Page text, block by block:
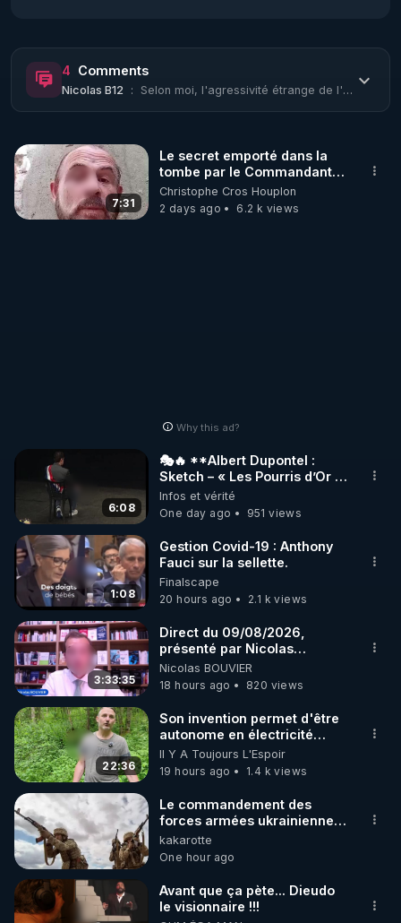
Notes de l'article (partie 4).
https://crowdbunker.com/@bestofcomputer
https://odysee.com/@Bestofcomputer:1
APPEL AUX DONS POUR SOUTENIR MON
Le Plan privé.
L’article « Révélations 2023 : les armes bio-nano-
https://tinyurl.com/4k7uu2ba
Les Notes & Références qui complètent l’article
papier : https://tinyurl.com/2bh736rk
https://tinyurl.com/yc3vwee2
Lien vers mes conférences vidéo de 2022 sur ces
sujets : https://tinyurl.com/2sfuazce
Lien vers mon PDF de Thèse de conférence sur
ces sujets : https://tinyurl.com/2u5h6a9r
Il a même été dit récemment sur Internet ceci : «
Frédéric Laroche est le meilleur spécialiste en
France sur les armes électromagnétiques ».
Vous pourrez poser vos questions dans mon
groupe de travail sur Telegram :
"Au Terrier Du Lapin Blanc" :
Site Web :
4 Comments
Nicolas B12 : Selon moi, l'agressivité étrange de l'Homme est un lent phénomène, qui est la fo...
7:31
Le secret emporté dans la
tombe par le Commandant
Cousteau le 25 juin 1997
Christophe Cros Houplon
2 days ago
6.2 k views
Why this ad?
6:08
🎭🔥 **Albert Dupontel :
Sketch – « Les Pourris d’Or »
🏆💰**
Infos et vérité
One day ago
951 views
1:08
Gestion Covid-19 : Anthony
Fauci sur la sellette.
Finalscape
20 hours ago
2.1 k views
3:33:35
Direct du 09/08/2026,
présenté par Nicolas
BOUVIER
Nicolas BOUVIER
18 hours ago
820 views
22:36
Son invention permet d'être
autonome en électricité
avec un simple ruisseau
Il Y A Toujours L'Espoir
19 hours ago
1.4 k views
Le commandement des
forces armées ukrainiennes
a ordonné l'élimination des
mercenaires qui étaient
encerclés Le
commandement des forces
armées ukrainiennes a
ordonné l'élimination des
kakarotte
One hour ago
Avant que ça pète... Dieudo
le visionnaire !!!